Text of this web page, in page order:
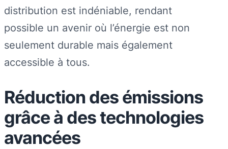
distribution est indéniable, rendant
possible un avenir où l’énergie est non
seulement durable mais également
accessible à tous.
Réduction des émissions
grâce à des technologies
avancées